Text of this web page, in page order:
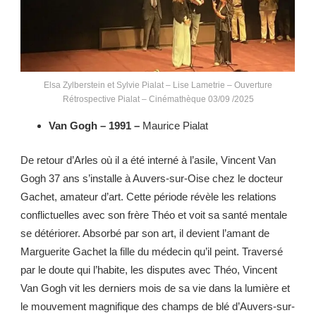
Elsa Zylberstein et Sylvie Pialat – Lise Lametrie – Ouverture
Rétrospective Pialat – Cinémathèque 03/09 /2025
Van Gogh – 1991 – Maurice Pialat
De retour d’Arles où il a été interné à l’asile, Vincent Van
Gogh 37 ans s’installe à Auvers-sur-Oise chez le docteur
Gachet, amateur d’art. Cette période révèle les relations
conflictuelles avec son frère Théo et voit sa santé mentale
se détériorer. Absorbé par son art, il devient l’amant de
Marguerite Gachet la fille du médecin qu’il peint. Traversé
par le doute qui l’habite, les disputes avec Théo, Vincent
Van Gogh vit les derniers mois de sa vie dans la lumière et
le mouvement magnifique des champs de blé d’Auvers-sur-